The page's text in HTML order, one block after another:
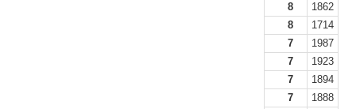
8
1862
8
1714
7
1987
7
1923
7
1894
7
1888